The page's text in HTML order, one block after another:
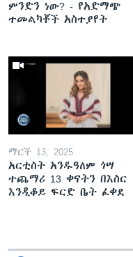
ምንድን ነው? - የአድማጭ
ተመልካቾች አስተያየት
ማርች 13, 2025
አርቲስት አንዱዓለም ጎሣ
ተጨማሪ 13 ቀናትን በእስር
እንዲቆይ ፍርድ ቤት ፈቀደ